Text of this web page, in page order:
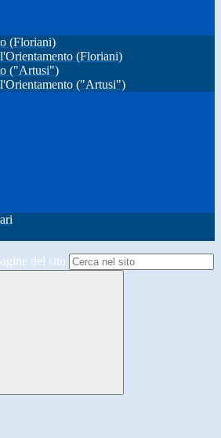
(Floriani)
(Floriani)
("Artusi")
("Artusi")
del sito